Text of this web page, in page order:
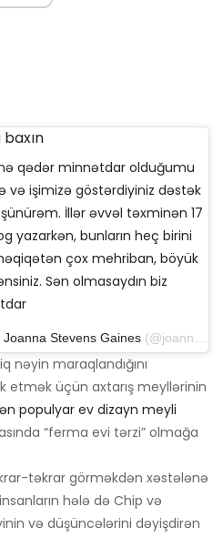
qədər minnətdar olduğumu
və işimizə göstərdiyiniz dəstək
İllər əvvəl təxminən 17
yazarkən, bunların heç birini
çox mehriban, böyük
Sən olmasaydın biz
Joanna Stevens Gaines (@joannagaines) 30 noyabr 2019-cu il tarixində, saat 11: 48-də
nəyin maraqlandığını
etmək üçün axtarış meyllərinin
ən populyar ev dizayn meyli
“ferma evi tərzi” olmağa
təkrar görməkdən xəstələnə
hələ də Chip və
və düşüncələrini dəyişdirən